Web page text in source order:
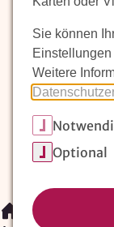
Arbeit
Magazin:
Magazin:
Sie können
Weitere
Optional